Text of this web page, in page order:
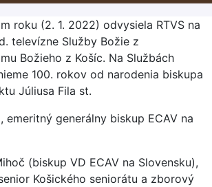
roku (2. 1. 2022) odvysiela RTVS na
televízne Služby Božie z
Božieho z Košíc. Na Službách
100. rokov od narodenia biskupa
Júliusa Fila st.
emeritný generálny biskup ECAV na
(biskup VD ECAV na Slovensku),
Košického seniorátu a zborový